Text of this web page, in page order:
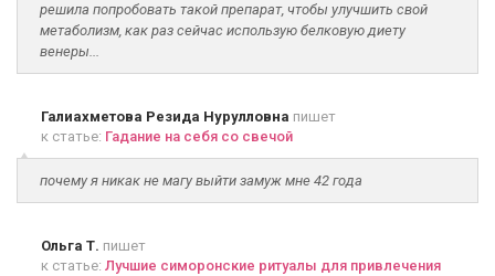
решила попробовать такой препарат, чтобы улучшить свой
метаболизм, как раз сейчас использую белковую диету
венеры...
Галиахметова Резида Нурулловна пишет
к статье: Гадание на себя со свечой
почему я никак не магу выйти замуж мне 42 года
Ольга Т. пишет
к статье: Лучшие симоронские ритуалы для привлечения